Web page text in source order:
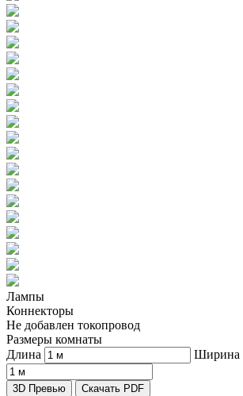
Лампы
Коннекторы
Не добавлен токопровод
Размеры комнаты
Длина
Ширина
3D Превью Скачать PDF